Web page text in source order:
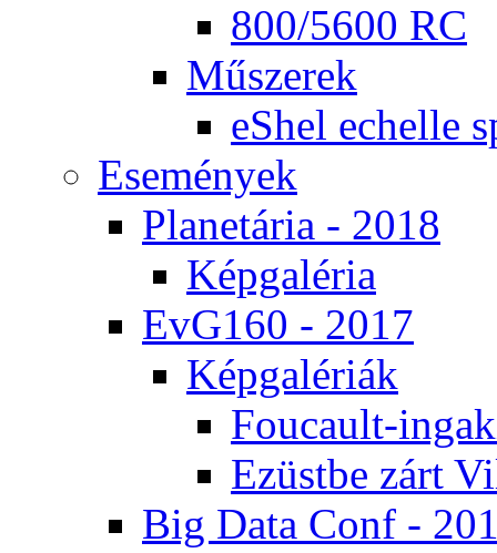
800/5600 RC
Mű­sze­rek
eS­hel echel­le
Ese­mé­nyek
Pla­ne­tá­ria - 2018
Kép­ga­lé­ria
EvG160 - 2017
Kép­ga­lé­ri­ák
Fo­u­ca­ult-
Ezüst­be zárt
Big Da­ta Conf -